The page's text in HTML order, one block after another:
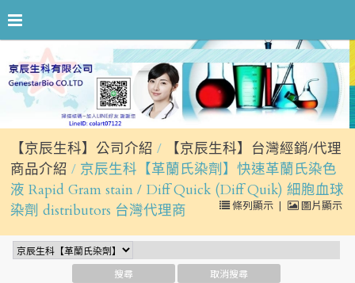
【京辰生科】公司介紹
【京辰生科】台灣經銷/代理
商品介紹 京辰生科【革蘭氏染劑】快速革蘭氏染色
液 Rapid Gram stain / Diff Quick (Diff Quik) 細胞血球
染劑 distributors 台灣代理商
條列顯示 | 圖片顯示